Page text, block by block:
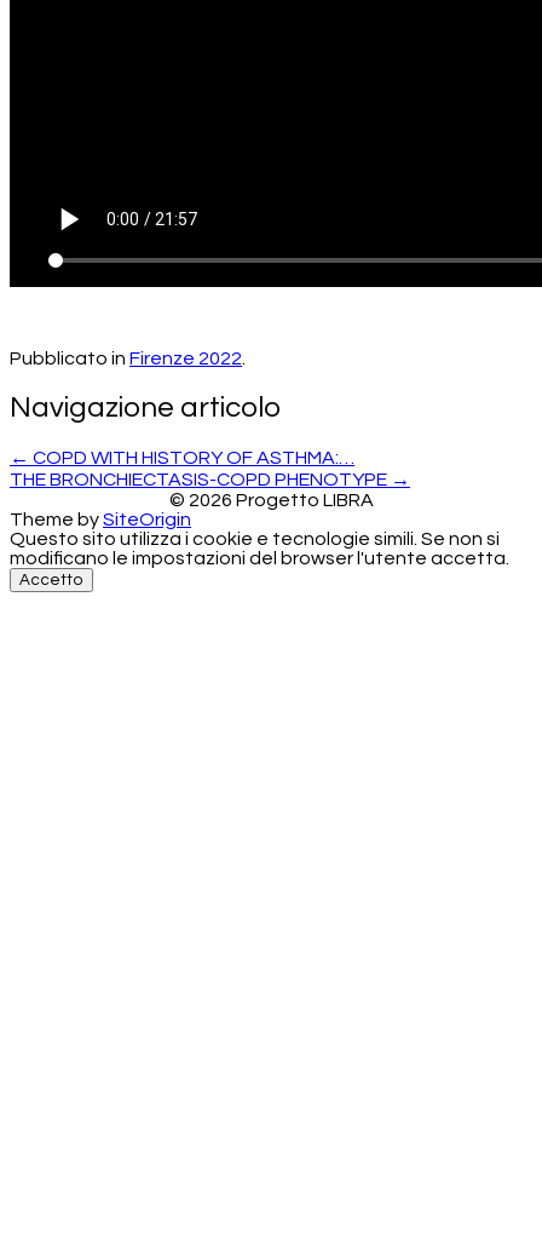
Pubblicato in Firenze 2022
Navigazione articolo
← COPD WITH HISTORY OF ASTHMA:…
THE BRONCHIECTASIS-COPD PHENOTYPE →
© 2026 Progetto LIBRA
Theme bySiteOrigin
Questo sito utilizza i cookie e tecnologie simili. Se non si
modificano le impostazioni del browser l'utente accetta.
Accetto